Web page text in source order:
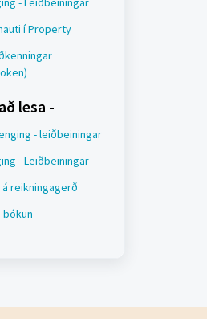
í Property
lesa -
- leiðbeiningar
- Leiðbeiningar
reikningagerð
bókun